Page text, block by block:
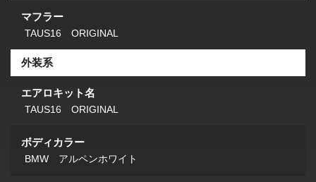
マフラー
TAUS16 ORIGINAL
外装系
エアロキット名
TAUS16 ORIGINAL
ボディカラー
BMW アルペンホワイト